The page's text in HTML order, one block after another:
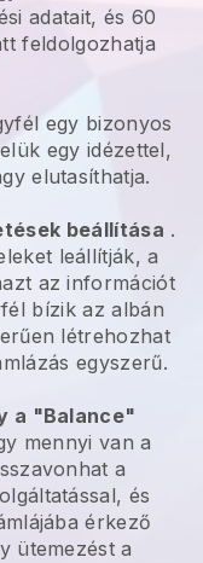
adatait, és 60
feldolgozhatja
egy bizonyos
egy idézettel,
elutasíthatja.
beállítása .
leállítják, a
az információt
bízik az albán
létrehozhat
egyszerű.
a "Balance"
mennyi van a
a
és
érkező
ütemezést a